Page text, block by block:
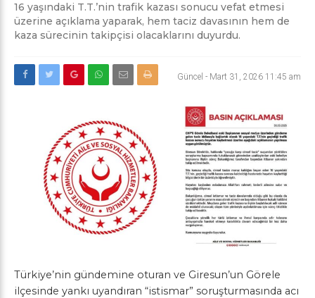
16 yaşındaki T.T.’nin trafik kazası sonucu vefat etmesi
üzerine açıklama yaparak, hem taciz davasının hem de
kaza sürecinin takipçisi olacaklarını duyurdu.
Güncel - Mart 31, 2026 11:45 am
Türkiye’nin gündemine oturan ve Giresun’un Görele
ilçesinde yankı uyandıran “istismar” soruşturmasında acı